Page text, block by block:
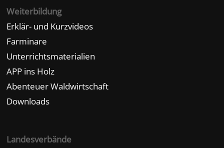
Weiterbildung
Erklär- und Kurzvideos
Farminare
Unterrichtsmaterialien
APP ins Holz
Abenteuer Waldwirtschaft
Downloads
Landesverbände